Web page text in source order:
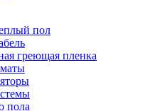
пол
греющая пленка
пола